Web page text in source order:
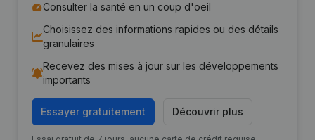
Consulter la santé en un coup d'oeil
Choisissez des informations rapides ou des détails
granulaires
Recevez des mises à jour sur les développements
importants
Essayer gratuitement Découvrir plus